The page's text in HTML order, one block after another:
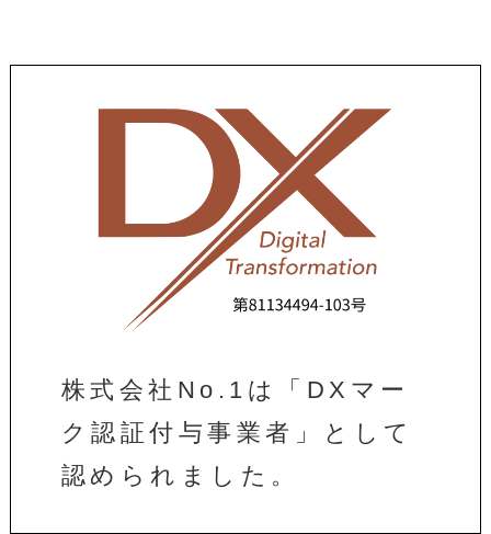
株式会社No.1は「DXマー
ク認証付与事業者」として
認められました。